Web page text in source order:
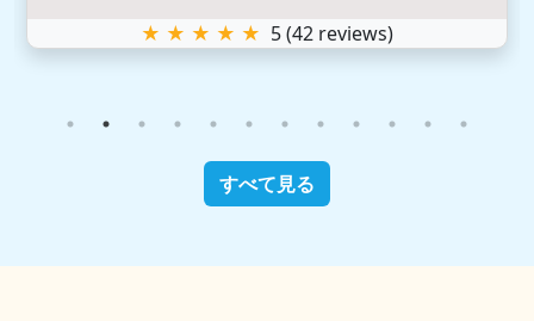
★ ★ ★ ★ ★ 5(42 reviews)
すべて見る